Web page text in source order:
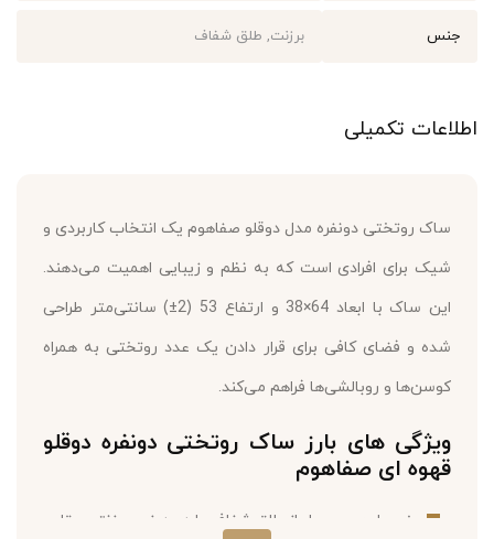
جنس برزنت, طلق شفاف
اطلاعات تکمیلی
ساک روتختی دونفره مدل دوقلو صفاهوم یک انتخاب کاربردی و
شیک برای افرادی است که به نظم و زیبایی اهمیت می‌دهند.
این ساک با ابعاد 64×38 و ارتفاع 53 (2±) سانتی‌متر طراحی
شده و فضای کافی برای قرار دادن یک عدد روتختی به همراه
کوسن‌ها و روبالشی‌ها فراهم می‌کند.
ویژگی های بارز ساک روتختی دونفره دوقلو
قهوه ای صفاهوم
جنس این محصول از طلق شفاف با دوردوزی برزنتی مقاوم